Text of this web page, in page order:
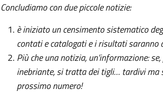
Concludiamo con due piccole notizie:
è iniziato un censimento sistematico
contati e catalogati e i risultati saranno
Più che una notizia, un’informazione:
inebriante, si tratta dei tigli… tardivi ma
prossimo numero!